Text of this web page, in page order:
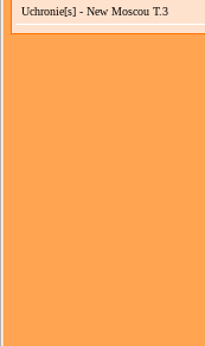
Uchronie[s] - New Moscou T.3